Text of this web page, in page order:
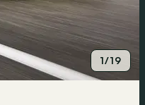
1/19